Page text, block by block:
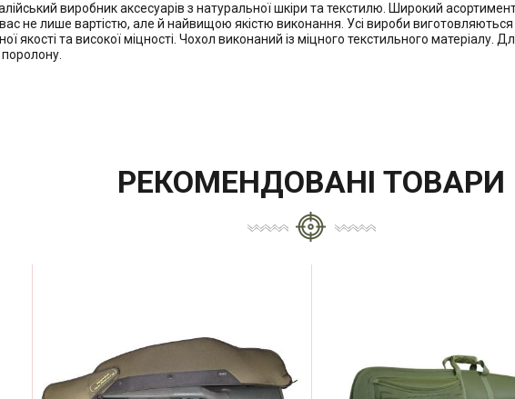
виробник аксесуарів з натуральної шкіри та текстилю. Широкий
не лише вартістю, але й найвищою якістю виконання. Усі вироби виготовляються
якості та високої міцності. Чохол виконаний із міцного текстильного
РЕКОМЕНДОВАНІ ТОВАРИ